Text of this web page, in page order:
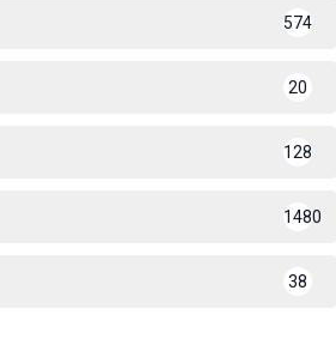
574
20
128
1480
38